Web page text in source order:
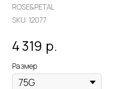
ROSE&PETAL
SKU:12077
4 319 р.
Размер